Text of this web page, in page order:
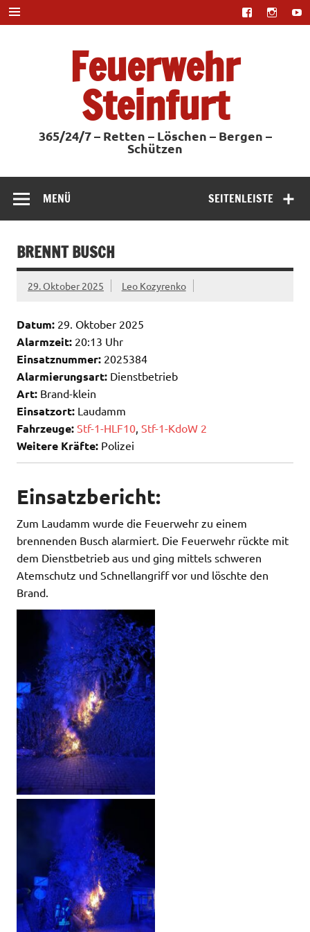
Zum
Inhalt
springen
Feuerwehr
Steinfurt
365/24/7 – Retten – Löschen – Bergen –
Schützen
SEITENLEISTE
MENÜ
BRENNT BUSCH
29. Oktober 2025 Leo Kozyrenko
Datum: 29. Oktober 2025
Alarmzeit: 20:13 Uhr
Einsatznummer: 2025384
Alarmierungsart: Dienstbetrieb
Art: Brand-klein
Einsatzort: Laudamm
Fahrzeuge: Stf-1-HLF10 Stf-1-KdoW 2
Weitere Kräfte: Polizei
Einsatzbericht:
Zum Laudamm wurde die Feuerwehr zu einem
brennenden Busch alarmiert. Die Feuerwehr rückte mit
dem Dienstbetrieb aus und ging mittels schweren
Atemschutz und Schnellangriff vor und löschte den
Brand.